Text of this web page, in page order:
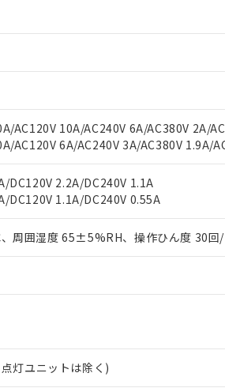
AC120V 10A/AC240V 6A/AC380V 2A/
AC120V 6A/AC240V 3A/AC380V 1.9A/
DC120V 2.2A/DC240V 1.1A
DC120V 1.1A/DC240V 0.55A
周囲湿度 65±5%RH、操作ひん度 30
灯ユニットは除く)
標準価格はお客様のお取引先、または
ください。
売店や当社販売拠点は「販売ネットワーク
価格結果を当社の事前の承諾なく第三者
品リスト作成サービス）をご利用いただ
ト上で当社にご登録された部品リスト
ビスに関するお客様との取引・商談に
とは、"個人情報の共同利用に関して"
び制御機器に対する適用除外項目は除く。
どにより、予定月が前後することがあり
ロード
ンロードすることができます。
非含有証明書
社基準）
非含有を証明するもので、過去に遡って
酸エステル類４物質の対応では、対応
対応日を記載しておりました。
率が中国RoHSの基準値以下であることを
率が中国RoHSの基準値を超えていること
T26572)：
、 Cd(カドミウム) : 100ppm、
ポリ臭化ビフェニル類) : 1000ppm、 PBDEs(ポ
、 DIBP(フタル酸ジイソブチル) : 1000ppm、 BBP(
シル)) : 1000ppm
）のすべてが基準値以下であることを示
において有害物質が外部に漏えいし、環
品のうち、外国為替および外国貿易法
兵器、ミサイル、化学兵器、生物兵器
しません。
第三者に販売する場合は、上記1、2およ
よび販売に係わる関係者が違法に輸出
庫あり
ないが在庫あり
在庫状況については、お客様のお取引先
社販売員にご確認ください)
また在庫状況の情報を公開していない機種